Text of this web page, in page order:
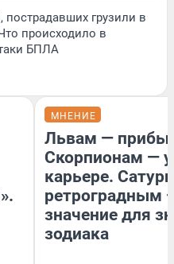
пострадавших грузили в
происходило в
БПЛА
МНЕНИЕ
Львам —
Скорпионам —
карьере.
ретроградным
значение для
зодиака